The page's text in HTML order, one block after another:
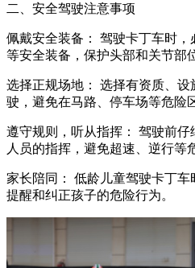
二、安全驾驶注意事项
佩戴安全装备： 驾驶卡丁车时
等安全装备，保护头部和关节部
选择正规场地： 选择有资质、
驶，避免在马路、停车场等危险
遵守规则，听从指挥： 驾驶前
人员的指挥，避免超速、逆行等
家长陪同： 低龄儿童驾驶卡丁
提醒和纠正孩子的危险行为。